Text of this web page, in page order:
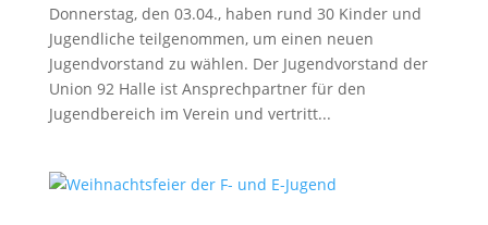
Donnerstag, den 03.04., haben rund 30 Kinder und
Jugendliche teilgenommen, um einen neuen
Jugendvorstand zu wählen. Der Jugendvorstand der
Union 92 Halle ist Ansprechpartner für den
Jugendbereich im Verein und vertritt...